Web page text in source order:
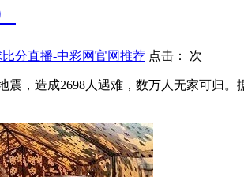
分直播-中彩网官网推荐 点击： 次
，造成2698人遇难，数万人无家可归。